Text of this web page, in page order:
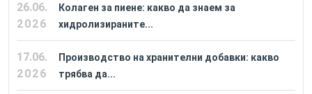
26.06.
2026
Колаген за пиене: какво да знаем за
хидролизираните...
17.06.
2026
Производство на хранителни добавки: какво
трябва да...